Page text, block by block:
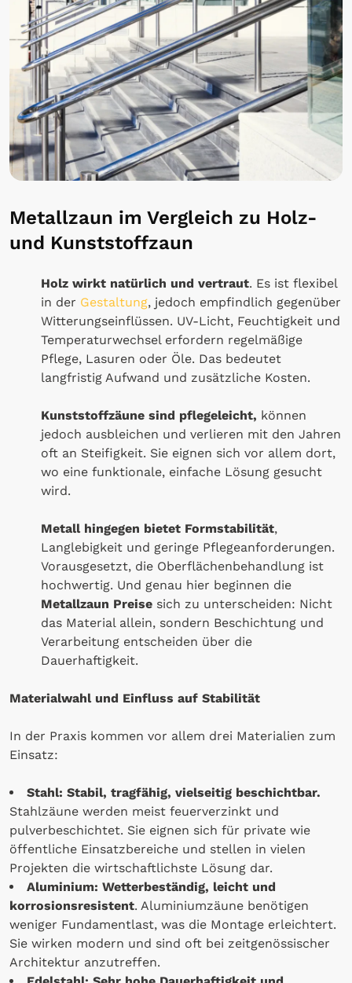
Metallzaun im Vergleich zu Holz-
und Kunststoffzaun
Holz wirkt natürlich und vertraut. Es ist flexibel
in der Gestaltung, jedoch empfindlich gegenüber
Witterungseinflüssen. UV-Licht, Feuchtigkeit und
Temperaturwechsel erfordern regelmäßige
Pflege, Lasuren oder Öle. Das bedeutet
langfristig Aufwand und zusätzliche Kosten.
Kunststoffzäune sind pflegeleicht, können
jedoch ausbleichen und verlieren mit den Jahren
oft an Steifigkeit. Sie eignen sich vor allem dort,
wo eine funktionale, einfache Lösung gesucht
wird.
Metall hingegen bietet Formstabilität,
Langlebigkeit und geringe Pflegeanforderungen.
Vorausgesetzt, die Oberflächenbehandlung ist
hochwertig. Und genau hier beginnen die
Metallzaun Preise sich zu unterscheiden: Nicht
das Material allein, sondern Beschichtung und
Verarbeitung entscheiden über die
Dauerhaftigkeit.
Materialwahl und Einfluss auf Stabilität
In der Praxis kommen vor allem drei Materialien zum
Einsatz:
Stahl: Stabil, tragfähig, vielseitig beschichtbar.
Stahlzäune werden meist feuerverzinkt und
pulverbeschichtet. Sie eignen sich für private wie
öffentliche Einsatzbereiche und stellen in vielen
Projekten die wirtschaftlichste Lösung dar.
Aluminium: Wetterbeständig, leicht und
korrosionsresistent. Aluminiumzäune benötigen
weniger Fundamentlast, was die Montage erleichtert.
Sie wirken modern und sind oft bei zeitgenössischer
Architektur anzutreffen.